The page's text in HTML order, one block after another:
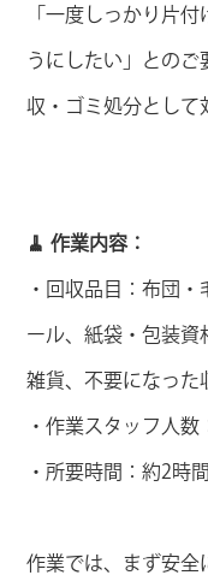
「一度しっかり片
うにしたい」とのご
収・ゴミ処分として
🧹 作業内容：
・回収品目：布団
ール、紙袋・包装資
雑貨、不要になった
・作業スタッフ人数
・所要時間：約2時間
作業では、まず安全